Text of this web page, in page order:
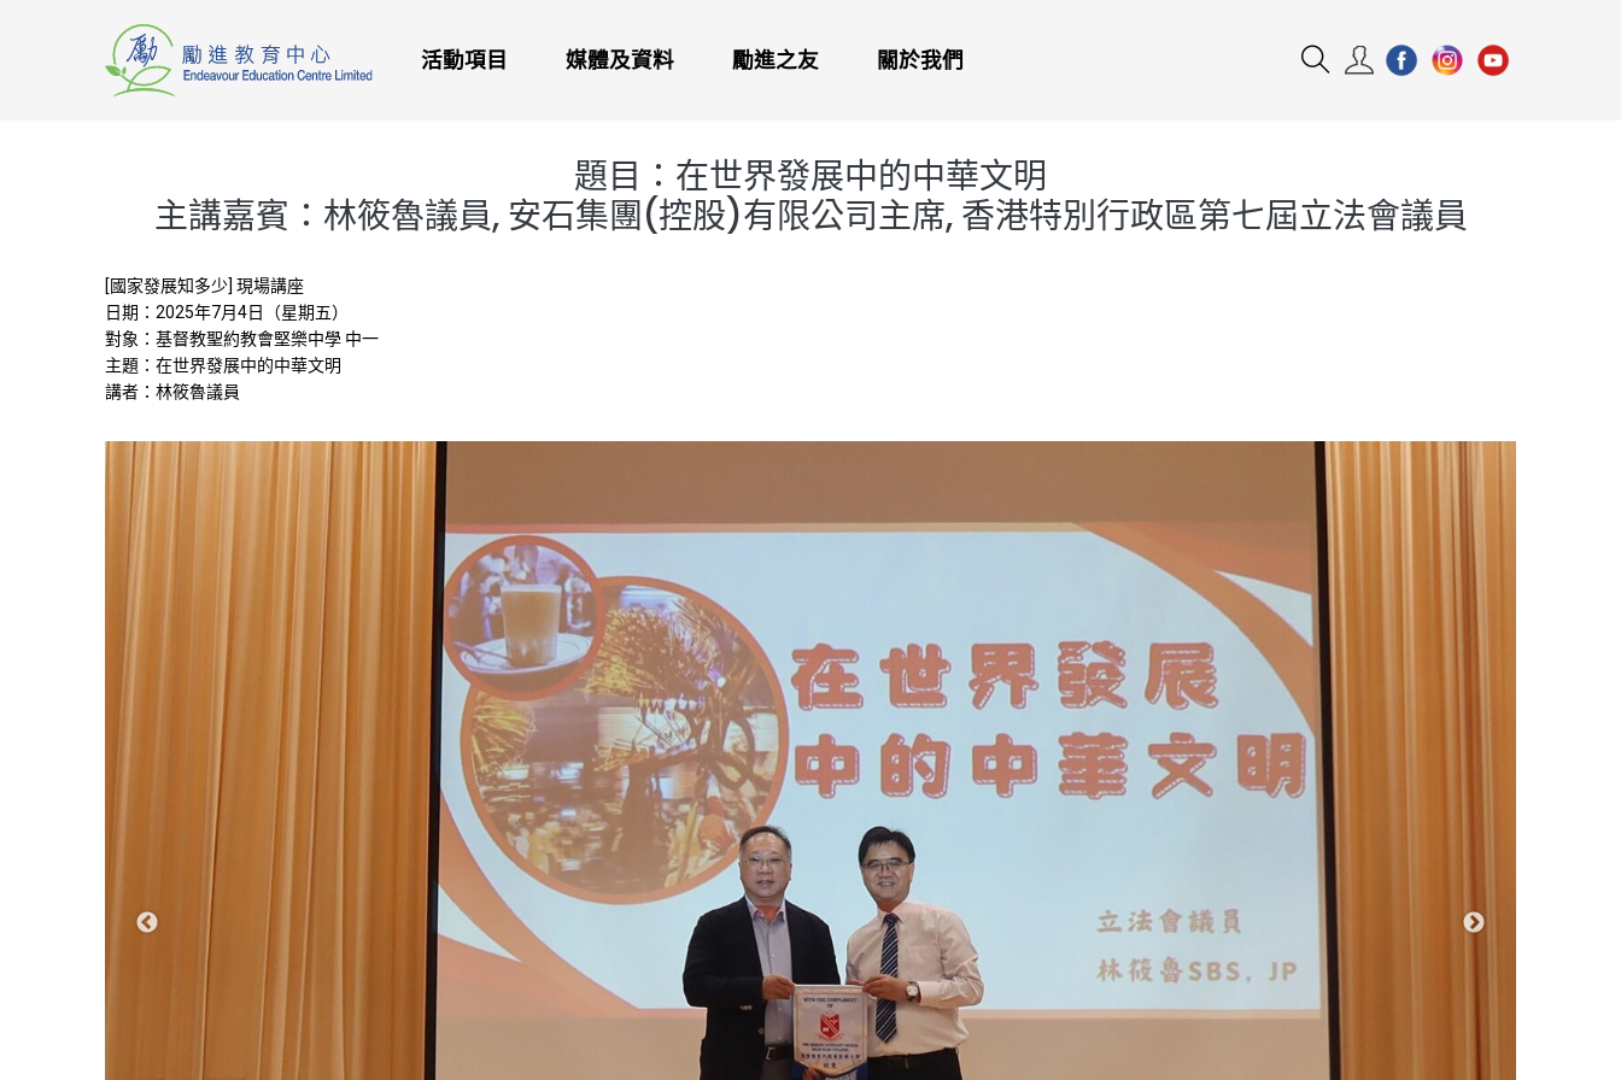
活動項目 媒體及資料 勵進之友 關於我們
題目：在世界發展中的中華文明
主講嘉賓：林筱魯議員, 安石集團(控股)有限公司主席, 香港特別行政區第七屆立法會議員
[國家發展知多少] 現場講座
日期：2025年7月4日（星期五）
對象：基督教聖約教會堅樂中學 中一
主題：在世界發展中的中華文明
講者：林筱魯議員